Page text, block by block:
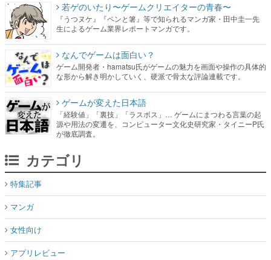
若ゲのいたり〜ゲームクリエイターの青春〜
『うつヌケ』『ペンと箸』等で知られるマンガ家・田中圭一先
生によるゲーム業界レポートマンガです。
なんでゲームは面白い？
ゲーム開発者・hamatsu氏がゲームの魅力を画面や操作の具体的
な形から解き明かしていく、硬派で骨太な評論連載です。
ゲームが変えた日本語
「経験値」「裏技」「ラスボス」… ゲームにまつわる言葉の起
源や用法の変遷を、コンピューター文化史研究家・タイニーP氏
が徹底調査。
カテゴリ
特集記事
マンガ
女性向け
アプリレビュー